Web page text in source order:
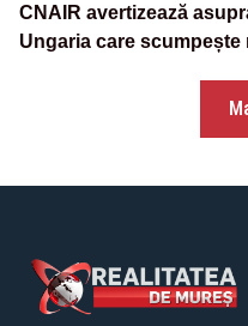
CNAIR avertizează
Ungaria care scumpește